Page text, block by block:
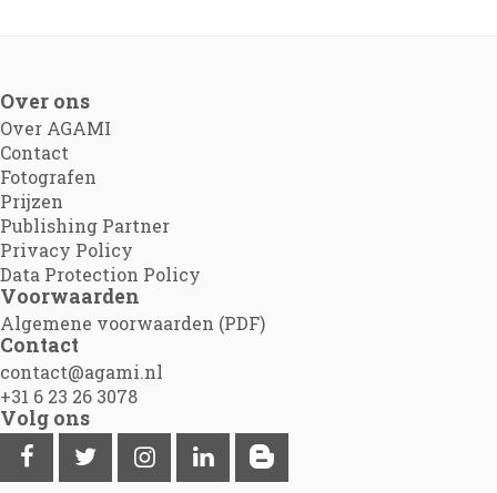
Over ons
Over AGAMI
Contact
Fotografen
Prijzen
Publishing Partner
Privacy Policy
Data Protection Policy
Voorwaarden
Algemene voorwaarden (PDF)
Contact
contact@agami.nl
+31 6 23 26 3078
Volg ons